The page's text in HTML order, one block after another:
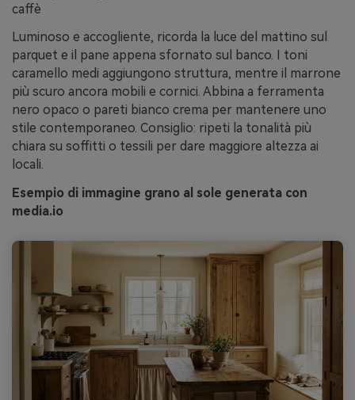
caffè
Luminoso e accogliente, ricorda la luce del mattino sul
parquet e il pane appena sfornato sul banco. I toni
caramello medi aggiungono struttura, mentre il marrone
più scuro ancora mobili e cornici. Abbina a ferramenta
nero opaco o pareti bianco crema per mantenere uno
stile contemporaneo. Consiglio: ripeti la tonalità più
chiara su soffitti o tessili per dare maggiore altezza ai
locali.
Esempio di immagine grano al sole generata con
media.io